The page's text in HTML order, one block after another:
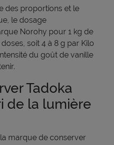
des proportions et le
le dosage
Norohy pour 1 kg de
soit 4 à 8 g par Kilo
du goût de vanille
Tadoka
de la lumière
marque de conserver